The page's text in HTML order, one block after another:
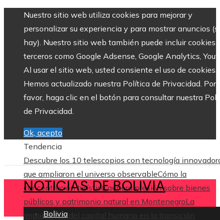
Nuestro sitio web utiliza cookies para mejorar y
personalizar su experiencia y para mostrar anuncios
hay). Nuestro sitio web también puede incluir cookies
terceros como Google Adsense, Google Analytics,
Al usar el sitio web, usted consiente el uso de cookies.
Hemos actualizado nuestra Política de Privacidad. Por
favor, haga clic en el botón para consultar nuestra
de Privacidad.
Ok, acepto
Tendencia
Descubre los 10 telescopios con tecnología
que ampliaron el universo observableCómo la
concentración turística genera presión sobre bienes
públicos y patrimonio natural en MontenegroLa
importancia del capital humano en la transición
NOTICIAS DE BOLIVIA
Bolivia